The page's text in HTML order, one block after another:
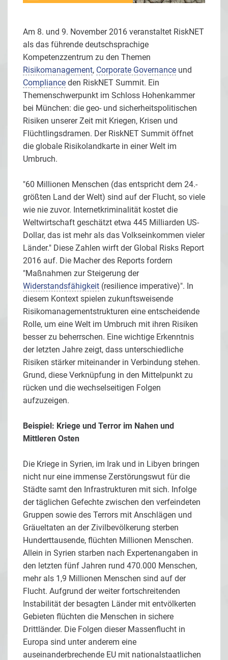
Am 8. und 9. November 2016 veranstaltet RiskNET
als das führende deutschsprachige
Kompetenzzentrum zu den Themen
Risikomanagement, Corporate Governance und
Compliance den RiskNET Summit. Ein
Themenschwerpunkt im Schloss Hohenkammer
bei München: die geo- und sicherheitspolitischen
Risiken unserer Zeit mit Kriegen, Krisen und
Flüchtlingsdramen. Der RiskNET Summit öffnet
die globale Risikolandkarte in einer Welt im
Umbruch.
"60 Millionen Menschen (das entspricht dem 24.-
größten Land der Welt) sind auf der Flucht, so viele
wie nie zuvor. Internetkriminalität kostet die
Weltwirtschaft geschätzt etwa 445 Milliarden US-
Dollar, das ist mehr als das Volkseinkommen vieler
Länder." Diese Zahlen wirft der Global Risks Report
2016 auf. Die Macher des Reports fordern
"Maßnahmen zur Steigerung der
Widerstandsfähigkeit (resilience imperative)". In
diesem Kontext spielen zukunftsweisende
Risikomanagementstrukturen eine entscheidende
Rolle, um eine Welt im Umbruch mit ihren Risiken
besser zu beherrschen. Eine wichtige Erkenntnis
der letzten Jahre zeigt, dass unterschiedliche
Risiken stärker miteinander in Verbindung stehen.
Grund, diese Verknüpfung in den Mittelpunkt zu
rücken und die wechselseitigen Folgen
aufzuzeigen.
Beispiel: Kriege und Terror im Nahen und
Mittleren Osten
Die Kriege in Syrien, im Irak und in Libyen bringen
nicht nur eine immense Zerstörungswut für die
Städte samt den Infrastrukturen mit sich. Infolge
der täglichen Gefechte zwischen den verfeindeten
Gruppen sowie des Terrors mit Anschlägen und
Gräueltaten an der Zivilbevölkerung sterben
Hunderttausende, flüchten Millionen Menschen.
Allein in Syrien starben nach Expertenangaben in
den letzten fünf Jahren rund 470.000 Menschen,
mehr als 1,9 Millionen Menschen sind auf der
Flucht. Aufgrund der weiter fortschreitenden
Instabilität der besagten Länder mit entvölkerten
Gebieten flüchten die Menschen in sichere
Drittländer. Die Folgen dieser Massenflucht in
Europa sind unter anderem eine
auseinanderbrechende EU mit nationalstaatlichen